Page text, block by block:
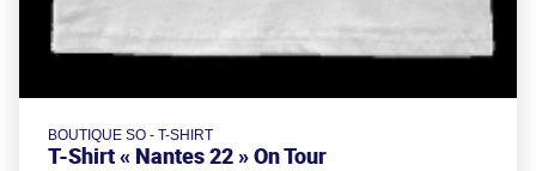
BOUTIQUE SO - T-SHIRT
T-Shirt « Nantes 22 » On Tour